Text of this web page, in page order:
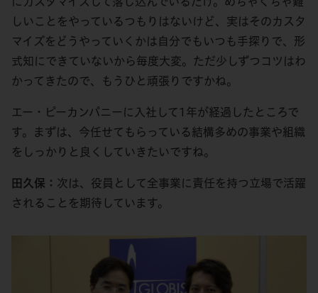
しいことをやっているつもりはないけど、実はそのカスタ
マイズをどうやっていくかは自分でもいつも手探りで、形
式知にできていないから毎度大変。ただ少しずつコツはわ
かってきたので、もうひと頑張りですかね。
エー・ピーカンパニーに入社して1年が経過したところで
す。まずは、今任せてもらっている結構多めの事業や組織
をしっかりと良くしていきたいですね。
田久保： 次は、役員として全事業に責任を持つ立場で活躍
されることを期待しています。